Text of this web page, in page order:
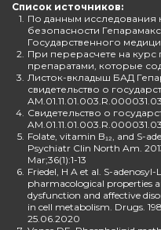
Список источников:
1. По данным исследования
безопасности
Государственного
2. При перерасчете на
препаратами, которые
3. Листок-вкладыш БАД
свидетельство о
4. Свидетельство о
5. Folate, vitamin B₁₂, and S-
Psychiatr Clin North Am.
Mar;36(1):1-13
6. Friedel, H A et al. S-
pharmacological properties
dysfunction and affective
in cell metabolism. Drugs.
25.06.2020